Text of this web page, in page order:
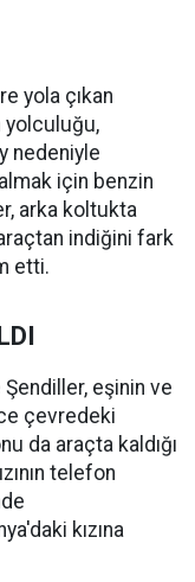
yola çıkan
yolculuğu,
nedeniyle
için benzin
arka koltukta
indiğini fark
etti.
eşinin ve
çevredeki
da araçta kaldığı
telefon
kızına